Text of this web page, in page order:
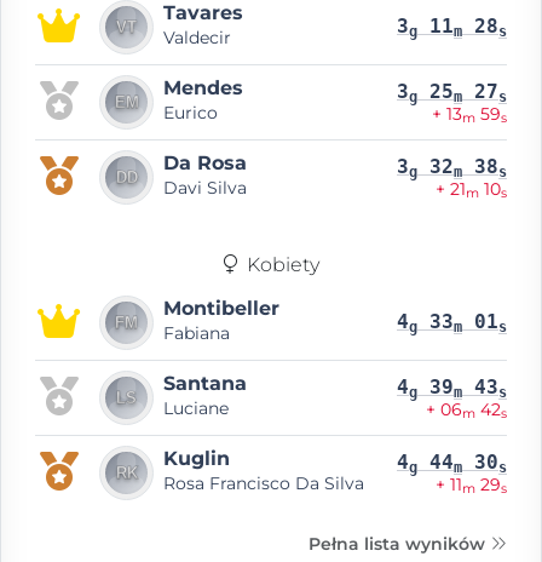
Tavares
Valdecir 3g 11m 28s
Mendes
Eurico
3g 25m 27s
+ 13m 59s
Da Rosa
Davi Silva
3g 32m 38s
+ 21m 10s
Kobiety
Montibeller
Fabiana 4g 33m 01s
Santana
Luciane
4g 39m 43s
+ 06m 42s
Kuglin
Rosa Francisco Da Silva
4g 44m 30s
+ 11m 29s
Pełna lista wyników